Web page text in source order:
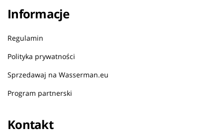
Informacje
Regulamin
Polityka prywatności
Sprzedawaj na Wasserman.eu
Program partnerski
Kontakt